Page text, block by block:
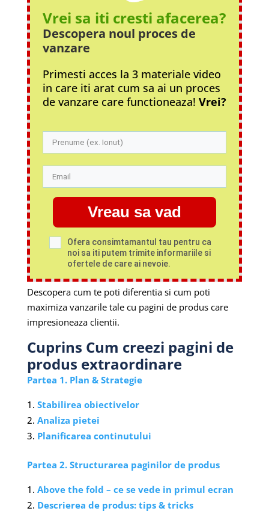
Vrei sa iti cresti afacerea?
Descopera noul procesde
vanzare
Primesti acces la 3 materiale video
in care iti arat cum sa ai un proces
de vanzare care functioneaza! Vrei?
Vreau sa vad
Ofera consimtamantul tau pentru ca
noi sa iti putem trimite informariile si
ofertele de care ai nevoie.
Descopera cum te poti diferentia si cum poti
maximiza vanzarile tale cu pagini de produs care
impresioneaza clientii.
Cuprins Cum creezi pagini de
produs extraordinare
Partea 1. Plan & Strategie
Stabilirea obiectivelor
Analiza pietei
Planificarea continutului
Partea 2. Structurarea paginilor de produs
Above the fold – ce se vede in primul ecran
Descrierea de produs: tips & tricks